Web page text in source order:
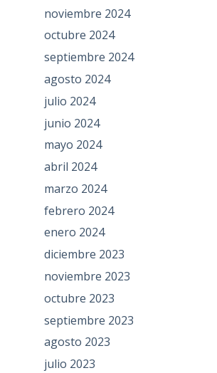
noviembre 2024
octubre 2024
septiembre 2024
agosto 2024
julio 2024
junio 2024
mayo 2024
abril 2024
marzo 2024
febrero 2024
enero 2024
diciembre 2023
noviembre 2023
octubre 2023
septiembre 2023
agosto 2023
julio 2023